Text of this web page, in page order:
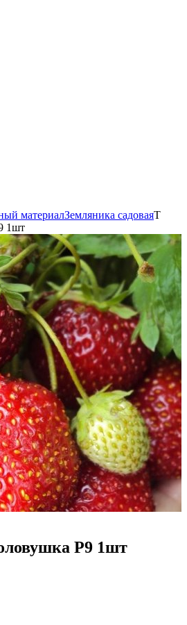
материалЗемляника садоваяТ
1шт
Р9 1шт